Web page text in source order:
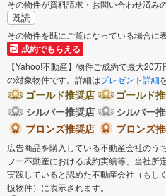
その物件が資料請求・お問い合わせ済み
既読
その物件を既にご覧になっている場合に
成約でもらえる
【Yahoo!不動産】物件ご成約で最大20
の対象物件です。詳細はプレゼント詳細
ゴールド推奨店
ゴールド
シルバー推奨店
シルバー
ブロンズ推奨店
ブロンズ
広告商品を購入している不動産会社のう
フー不動産における成約実績等、当社所
実践していると認めた不動産会社（もし
扱物件）に表示されます。